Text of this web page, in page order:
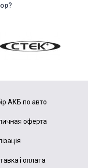
АКБ по авто
оферта
і оплата